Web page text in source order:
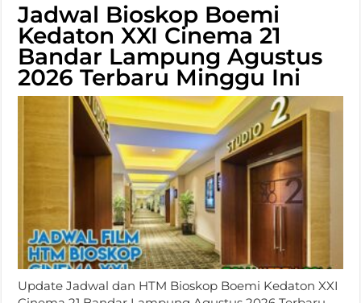
Jadwal Bioskop Boemi
Kedaton XXI Cinema 21
Bandar Lampung Agustus
2026 Terbaru Minggu Ini
Update Jadwal dan HTM Bioskop Boemi Kedaton XXI